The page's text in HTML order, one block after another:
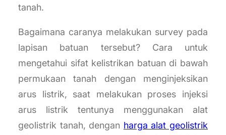
tanah.
Bagaimana caranya melakukan survey pada
lapisan batuan tersebut? Cara untuk
mengetahui sifat kelistrikan batuan di bawah
permukaan tanah dengan menginjeksikan
arus listrik, saat melakukan proses injeksi
arus listrik tentunya menggunakan alat
geolistrik tanah, dengan harga alat geolistrik